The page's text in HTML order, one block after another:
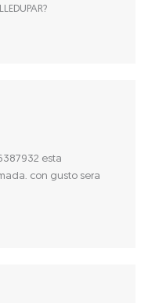
esta
con gusto sera